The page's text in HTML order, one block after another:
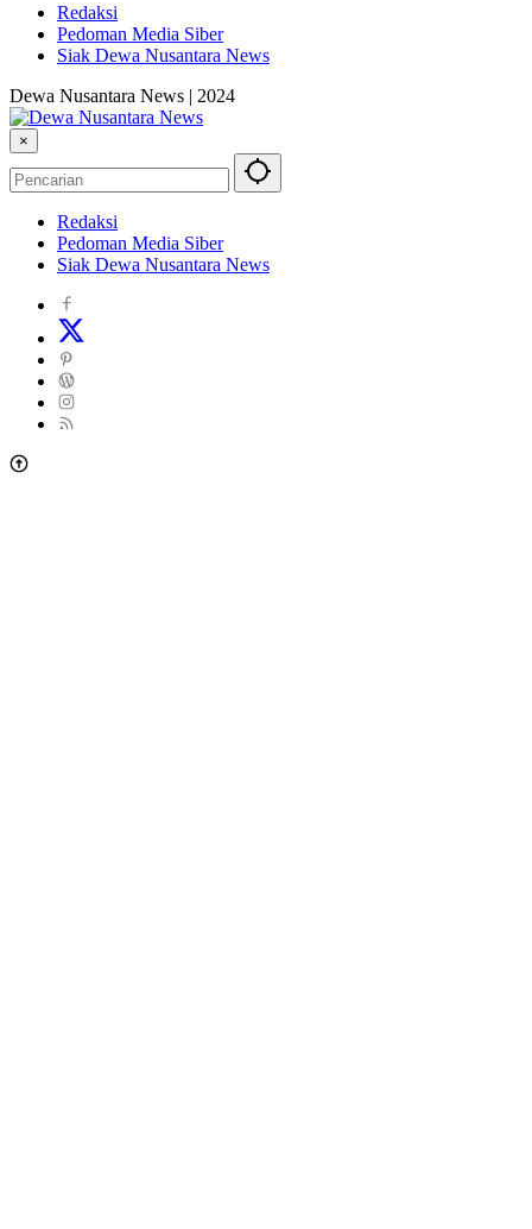
Redaksi
Pedoman Media Siber
Siak Dewa Nusantara News
Dewa Nusantara News | 2024
×
Redaksi
Pedoman Media Siber
Siak Dewa Nusantara News